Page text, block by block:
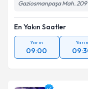
Gaziosmanpaşa Mah. 209
En Yakın Saatler
Yarın
09:00
Yarın